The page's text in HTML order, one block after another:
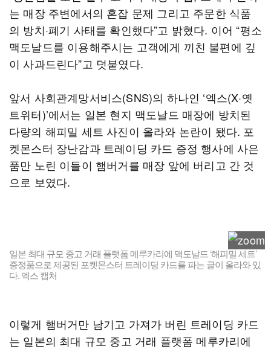
는 매장 주변에서의 혼잡 문제 그리고 주문한 식품
의 방치·폐기 사태를 확인했다”고 밝혔다. 이어 “평소
맥도날드를 이용해주시는 고객에게 끼친 불편에 깊
이 사과드린다”고 덧붙였다.
앞서 사회관계망서비스(SNS)의 하나인 ‘엑스(X·옛
트위터)’에서는 일본 현지 맥도날드 매장에 방치된
다량의 해피밀 세트 사진이 올라와 논란이 됐다. 포
켓몬스터 장난감과 트레이딩 카드 증정 행사에 사은
품만 노린 이들이 햄버거를 매장 앞에 버리고 간 것
으로 보였다.
일본 최대 규모 중고 거래 플랫폼 메루카리에 맥도날드 ‘해피밀 세트’
증정품으로 제공된 포켓몬스터 트레이딩 카드를 파는 글이 올라와 있
다. 엑스 캡처
이렇게 햄버거만 남기고 가져가 버린 트레이딩 카드
는 일본의 최대 규모 중고 거래 플랫폼 메루카리에